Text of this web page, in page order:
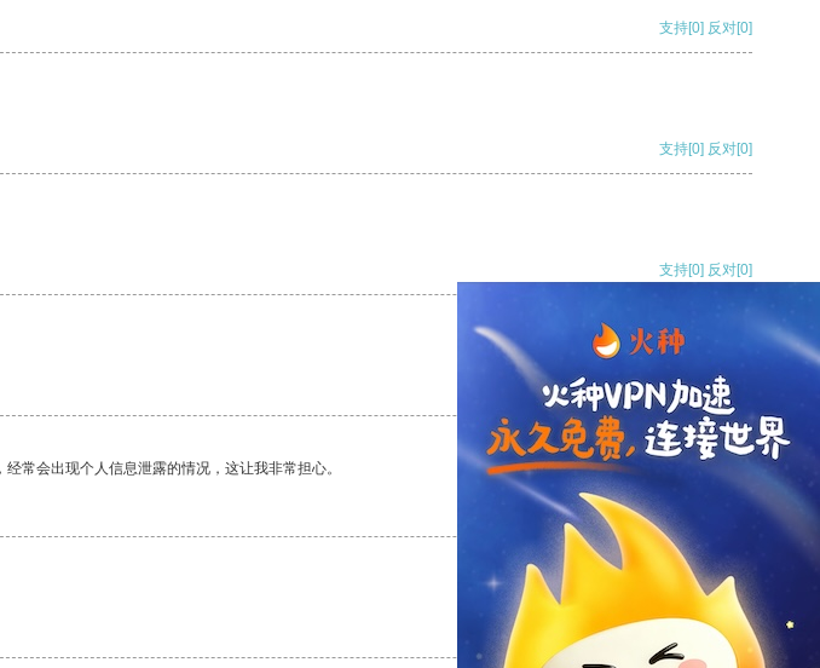
支持[0] 反对[0]
支持[0] 反对[0]
支持[0] 反对[0]
支持[0] 反对
常会出现个人信息泄露的情况，这让我非常担心。
支持
反对 [0]